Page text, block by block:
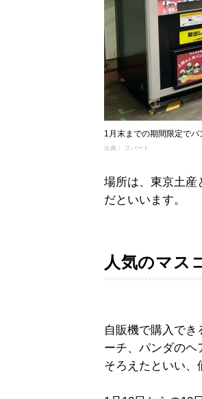
1月末までの期間限定で
出典： スパート
場所は、東京土産
だといいます。
人気のマス
自販機で購入で
ーチ、パンダのヘ
そろえたといい、